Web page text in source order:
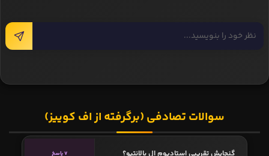
سوالات تصادفی (برگرفته از اف کوییز)
گنجایش تقریبی استادیوم ال پالانتیو؟ 7 پاسخ